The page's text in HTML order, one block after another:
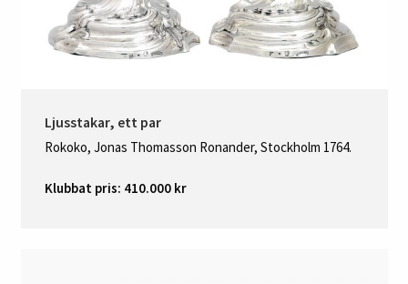
Ljusstakar, ett par
Rokoko, Jonas Thomasson Ronander, Stockholm 1764.
Klubbat pris: 410.000 kr